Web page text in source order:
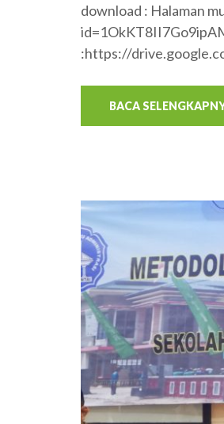
download : Halaman
:https://
BACA